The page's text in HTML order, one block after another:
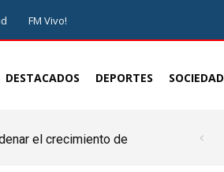
FM Vivo!
DESTACADOS DEPORTES SOCIEDAD
el crecimiento de